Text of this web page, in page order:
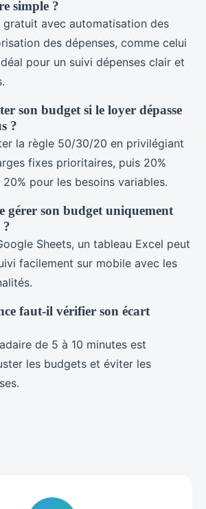
simple ?
gratuit avec automatisation des
des dépenses, comme celui
pour un suivi dépenses clair et
son budget si le loyer dépasse
?
la règle 50/30/20 en privilégiant
fixes prioritaires, puis 20%
20% pour les besoins variables.
gérer son budget uniquement
?
Sheets, un tableau Excel peut
facilement sur mobile avec les
faut-il vérifier son écart
de 5 à 10 minutes est
les budgets et éviter les